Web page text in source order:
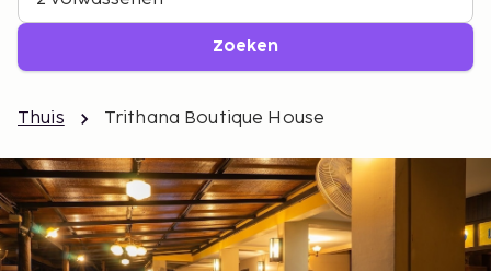
Zoeken
Thuis Trithana Boutique House